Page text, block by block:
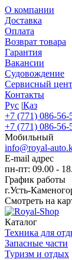
О компании
Доставка
Оплата
Возврат товара
Гарантия
Вакансии
Судовождение
Сервисный
Контакты
Рус |Қаз
+7 (771) 086-56-
+7 (771) 086-56-
Мобильный
info@royal-
E-mail адрес
пн-пт: 09.00 -
График работы
г.Усть-
Смотреть на
Каталог
Техника для
Запасные части
Туризм и отдых